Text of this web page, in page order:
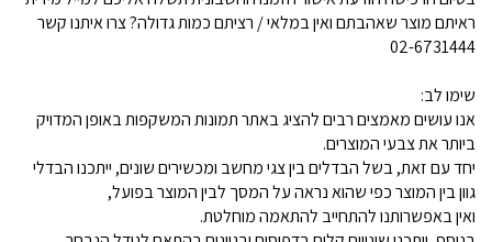
ראיתם מוצר שאהבתם ואין במלאי / רציתם כמות גדולה? צרו איתנו קשר
02-6731444
שימו לב:
אנו עושים מאמצים רבים להציג באתר תמונות המשקפות באופן המדויק
ביותר את צבעי המוצרים.
יחד עם זאת, בשל הבדלים בין צגי מחשב ומכשירים שונים, ייתכנו הבדלי
גוון בין המוצר כפי שהוא נראה על המסך לבין המוצר בפועל,
ואין באפשרותנו להתחייב להתאמה מוחלטת.